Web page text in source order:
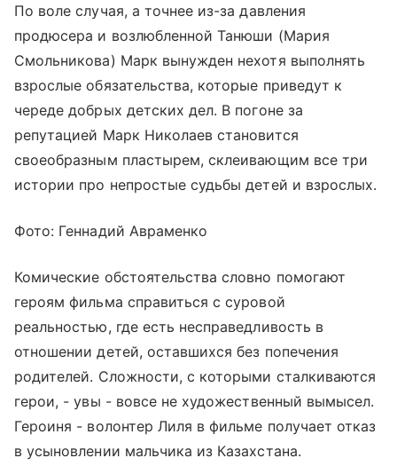
По воле случая, а точнее из-за давления
продюсера и возлюбленной Танюши (Мария
Смольникова) Марк вынужден нехотя выполнять
взрослые обязательства, которые приведут к
череде добрых детских дел. В погоне за
репутацией Марк Николаев становится
своеобразным пластырем, склеивающим все три
истории про непростые судьбы детей и взрослых.
Фото: Геннадий Авраменко
Комические обстоятельства словно помогают
героям фильма справиться с суровой
реальностью, где есть несправедливость в
отношении детей, оставшихся без попечения
родителей. Сложности, с которыми сталкиваются
герои, - увы - вовсе не художественный вымысел.
Героиня - волонтер Лиля в фильме получает отказ
в усыновлении мальчика из Казахстана.